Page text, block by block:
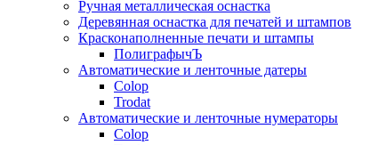
Ручная металлическая оснастка
Деревянная оснастка для печатей и штампов
Красконаполненные печати и штампы
ПолиграфычЪ
Автоматические и ленточные датеры
Colop
Trodat
Автоматические и ленточные нумераторы
Colop